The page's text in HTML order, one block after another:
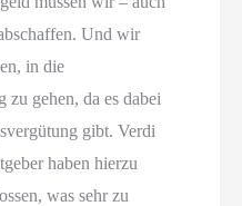
Und wir
in die
gehen, da es dabei
gibt. Verdi
haben hierzu
was sehr zu